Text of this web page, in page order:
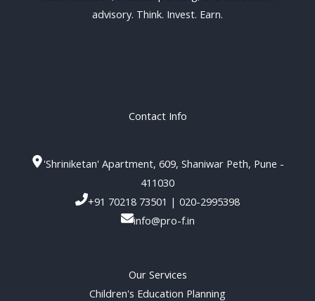
advisory. Think. Invest. Earn.
Contact Info
'Shriniketan' Apartment, 609, Shaniwar Peth, Pune -
411030
+91 70218 73501 | 020-2995398
info@pro-f.in
Our Services
Children's Education Planning